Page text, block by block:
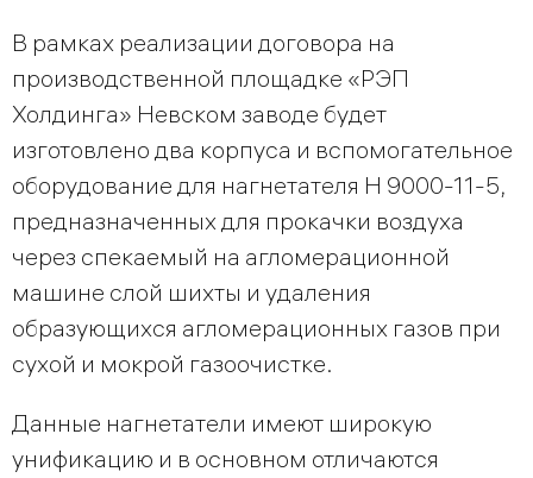
В рамках реализации договора на
производственной площадке «РЭП
Холдинга» Невском заводе будет
изготовлено два корпуса и вспомогательное
оборудование для нагнетателя Н 9000-11-5,
предназначенных для прокачки воздуха
через спекаемый на агломерационной
машине слой шихты и удаления
образующихся агломерационных газов при
сухой и мокрой газоочистке.
Данные нагнетатели имеют широкую
унификацию и в основном отличаются